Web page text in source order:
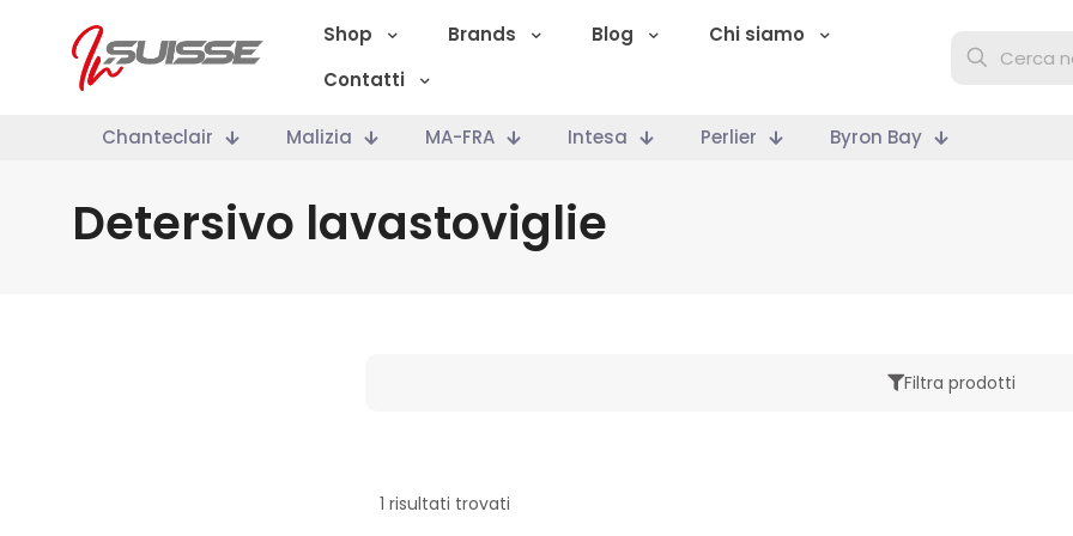
Shop Brands Blog
Chi siamo
Contatti
Chanteclair Malizia MA-FRA Intesa Perlier Byron Bay
Detersivo lavastoviglie
Filtra prodotti
Categoria
1 risultati trovati